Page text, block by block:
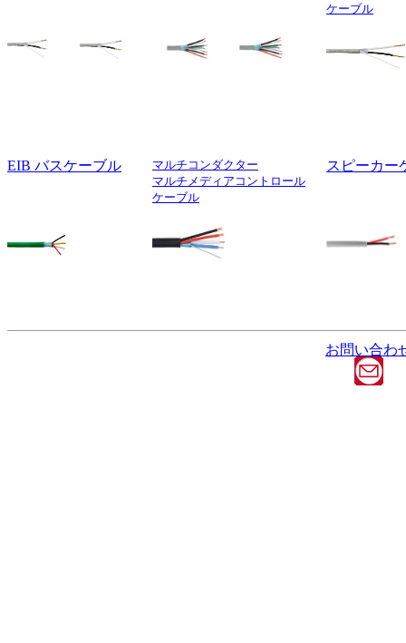
お問い合わ
EIB バスケーブル
マルチコンダクター
マルチメディアコントロール
ケーブル
ケーブル
スピーカー